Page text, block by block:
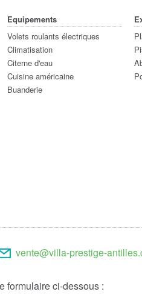
Equipements
Volets roulants électriques
Climatisation
Citerne d'eau
Cuisine américaine
Buanderie
vente@villa-prestige-
formulaire ci-dessous :